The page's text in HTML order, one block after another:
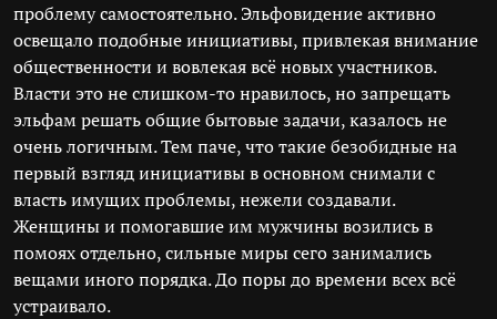
проблему самостоятельно. Эльфовидение активно
освещало подобные инициативы, привлекая внимание
общественности и вовлекая всё новых участников.
Власти это не слишком-то нравилось, но запрещать
эльфам решать общие бытовые задачи, казалось не
очень логичным. Тем паче, что такие безобидные на
первый взгляд инициативы в основном снимали с
власть имущих проблемы, нежели создавали.
Женщины и помогавшие им мужчины возились в
помоях отдельно, сильные миры сего занимались
вещами иного порядка. До поры до времени всех всё
устраивало.